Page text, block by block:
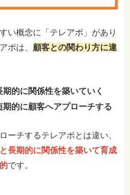
い概念に「テレアポ」があり
ポは、 顧客との関わり方に違
的に関係性を築いていく
的に顧客へアプローチする
ーチするテレアポとは違い、
長期的に関係性を築いて育成
です。